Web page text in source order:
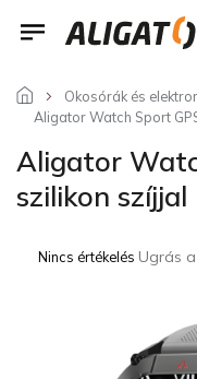
Ugrás
tartalomhoz
Okosórák és
Aligator Watch Sport
Aligator
szilikon szíjjal
ANincs értékelés Ugrás